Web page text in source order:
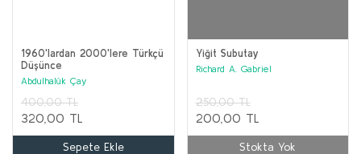
1960'lardan 2000'lere Türkçü
Düşünce
Abdulhalûk Çay
400,00 TL
320,00 TL
Sepete Ekle
Yiğit Subutay
Richard A. Gabriel
250,00 TL
200,00 TL
Stokta Yok